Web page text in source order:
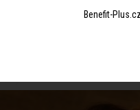
Benefit-